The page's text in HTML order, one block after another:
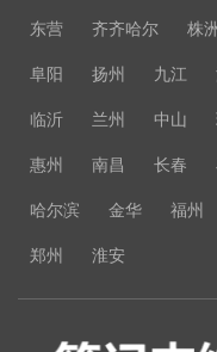
东营 齐齐哈尔 株洲
阜阳 扬州 九江
临沂 兰州 中山
惠州 南昌 长春
哈尔滨 金华 福州
郑州 淮安